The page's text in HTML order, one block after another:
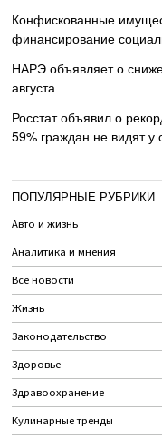
Конфискованные
финансирование
НАРЭ объявляет о
августа
Росстат объявил о
59% граждан не видят у
ПОПУЛЯРНЫЕ РУБРИКИ
Авто и жизнь
Аналитика и мнения
Все новости
Жизнь
Законодательство
Здоровье
Здравоохранение
Кулинарные тренды